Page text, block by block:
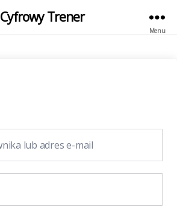
Cyfrowy Trener
Menu